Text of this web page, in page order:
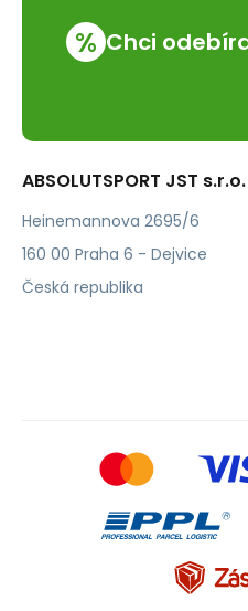
% Chci
ABSOLUTSPORT JST s.r.o.
Heinemannova 2695/6
160 00 Praha 6 - Dejvice
Česká republika